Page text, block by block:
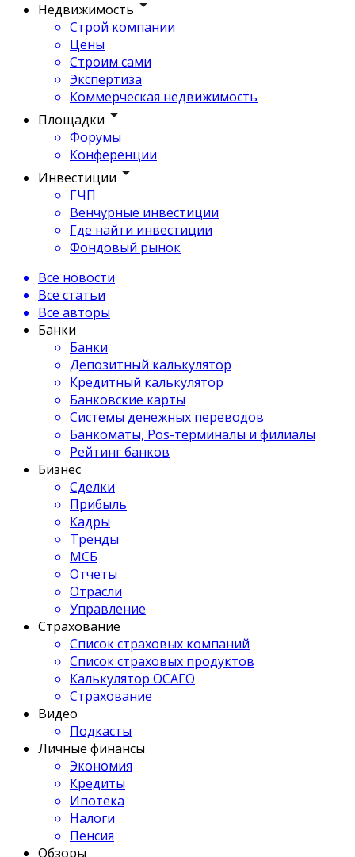
Недвижимость
Строй компании
Цены
Строим сами
Экспертиза
Коммерческая недвижимость
Площадки
Форумы
Конференции
Инвестиции
ГЧП
Венчурные инвестиции
Где найти инвестиции
Фондовый рынок
Все новости
Все статьи
Все авторы
Банки
Банки
Депозитный калькулятор
Кредитный калькулятор
Банковские карты
Системы денежных переводов
Банкоматы, Pos-терминалы и филиалы
Рейтинг банков
Бизнес
Сделки
Прибыль
Кадры
Тренды
МСБ
Отчеты
Отрасли
Управление
Страхование
Список страховых компаний
Список страховых продуктов
Калькулятор ОСАГО
Страхование
Видео
Подкасты
Личные финансы
Экономия
Кредиты
Ипотека
Налоги
Пенсия
Обзоры